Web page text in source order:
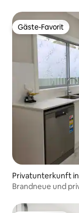
Gäste-Favorit
Gäste-Favorit
Privatunterkunft
Brandneue und